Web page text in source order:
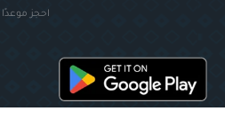
احجز موعدًا